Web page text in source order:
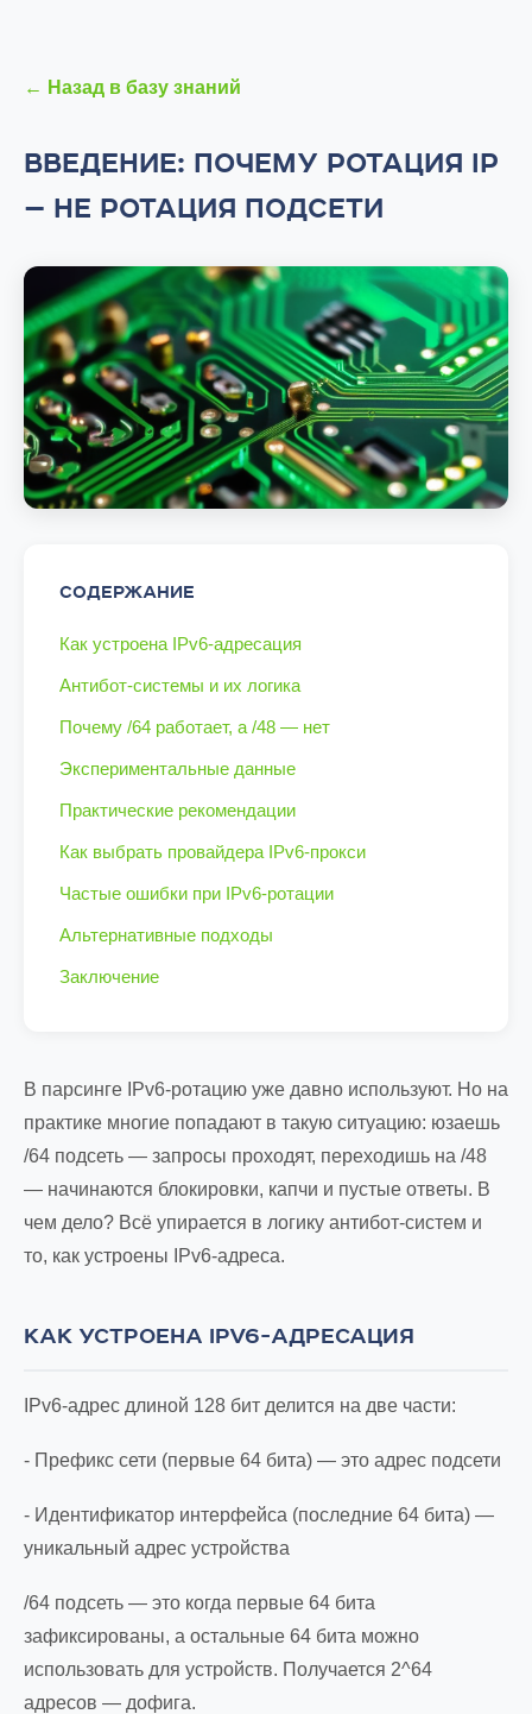
← Назад в базу знаний
ВВЕДЕНИЕ: ПОЧЕМУ РОТАЦИЯ IP
— НЕ РОТАЦИЯ ПОДСЕТИ
СОДЕРЖАНИЕ
Как устроена IPv6-адресация
Антибот-системы и их логика
Почему /64 работает, а /48 — нет
Экспериментальные данные
Практические рекомендации
Как выбрать провайдера IPv6-прокси
Частые ошибки при IPv6-ротации
Альтернативные подходы
Заключение
В парсинге IPv6-ротацию уже давно используют. Но на
практике многие попадают в такую ситуацию: юзаешь
/64 подсеть — запросы проходят, переходишь на /48
— начинаются блокировки, капчи и пустые ответы. В
чем дело? Всё упирается в логику антибот-систем и
то, как устроены IPv6-адреса.
КАК УСТРОЕНА IPV6-АДРЕСАЦИЯ
IPv6-адрес длиной 128 бит делится на две части:
- Префикс сети (первые 64 бита) — это адрес подсети
- Идентификатор интерфейса (последние 64 бита) —
уникальный адрес устройства
/64 подсеть — это когда первые 64 бита
зафиксированы, а остальные 64 бита можно
использовать для устройств. Получается 2^64
адресов — дофига.